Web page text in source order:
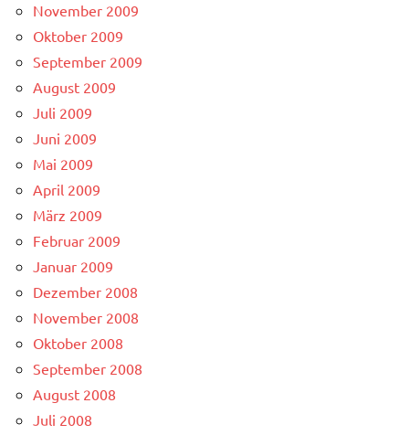
November 2009
Oktober 2009
September 2009
August 2009
Juli 2009
Juni 2009
Mai 2009
April 2009
März 2009
Februar 2009
Januar 2009
Dezember 2008
November 2008
Oktober 2008
September 2008
August 2008
Juli 2008